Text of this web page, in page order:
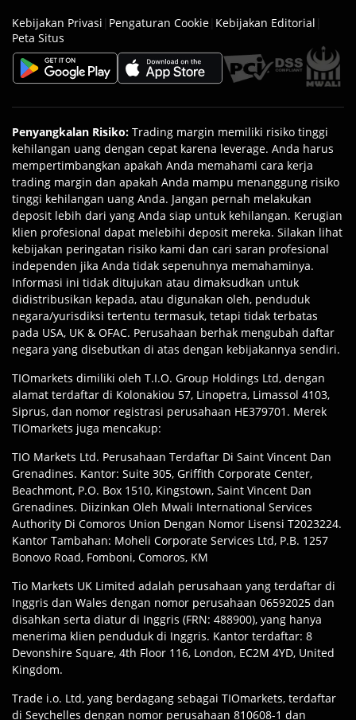
Kebijakan Privasi | Pengaturan Cookie| Kebijakan Editorial |
Peta Situs
Penyangkalan Risiko: Trading margin memiliki risiko tinggi
kehilangan uang dengan cepat karena leverage. Anda harus
mempertimbangkan apakah Anda memahami cara kerja
trading margin dan apakah Anda mampu menanggung risiko
tinggi kehilangan uang Anda. Jangan pernah melakukan
deposit lebih dari yang Anda siap untuk kehilangan. Kerugian
klien profesional dapat melebihi deposit mereka. Silakan lihat
kebijakan peringatan risiko kami dan cari saran profesional
independen jika Anda tidak sepenuhnya memahaminya.
Informasi ini tidak ditujukan atau dimaksudkan untuk
didistribusikan kepada, atau digunakan oleh, penduduk
negara/yurisdiksi tertentu termasuk, tetapi tidak terbatas
pada USA, UK & OFAC. Perusahaan berhak mengubah daftar
negara yang disebutkan di atas dengan kebijakannya sendiri.
TIOmarkets dimiliki oleh T.I.O. Group Holdings Ltd, dengan
alamat terdaftar di Kolonakiou 57, Linopetra, Limassol 4103,
Siprus, dan nomor registrasi perusahaan HE379701. Merek
TIOmarkets juga mencakup:
TIO Markets Ltd. Perusahaan Terdaftar Di Saint Vincent Dan
Grenadines. Kantor: Suite 305, Griffith Corporate Center,
Beachmont, P.O. Box 1510, Kingstown, Saint Vincent Dan
Grenadines. Diizinkan Oleh Mwali International Services
Authority Di Comoros Union Dengan Nomor Lisensi T2023224.
Kantor Tambahan: Moheli Corporate Services Ltd, P.B. 1257
Bonovo Road, Fomboni, Comoros, KM
Tio Markets UK Limited adalah perusahaan yang terdaftar di
Inggris dan Wales dengan nomor perusahaan 06592025 dan
disahkan serta diatur di Inggris (FRN: 488900), yang hanya
menerima klien penduduk di Inggris. Kantor terdaftar: 8
Devonshire Square, 4th Floor 116, London, EC2M 4YD, United
Kingdom.
Trade i.o. Ltd, yang berdagang sebagai TIOmarkets, terdaftar
di Seychelles dengan nomor perusahaan 810608-1 dan